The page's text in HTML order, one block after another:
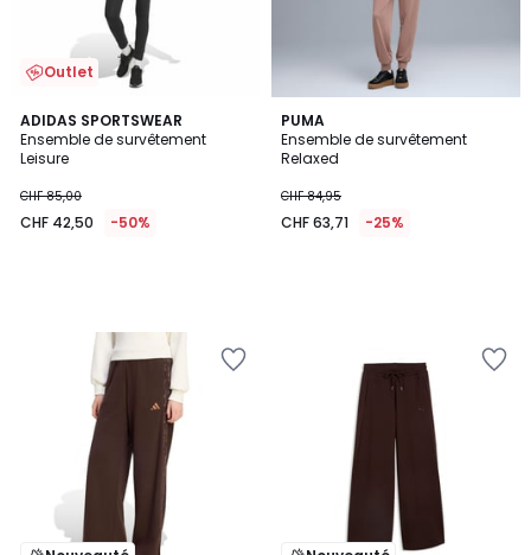
Outlet
ADIDAS SPORTSWEAR
Ensemble de survêtement
Leisure
CHF 85,00
CHF 42,50 -50%
PUMA
Ensemble de survêtement
Relaxed
CHF 84,95
CHF 63,71 -25%